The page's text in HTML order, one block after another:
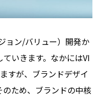
ョン/バリュー）開発か
いきます。なかにはVI
すが、ブランドデザイ
ため、ブランドの中核